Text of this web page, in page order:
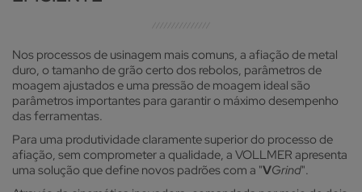
Nos processos de usinagem mais comuns, a afiação de metal
duro, o tamanho de grão certo dos rebolos, parâmetros de
moagem ajustados e uma pressão de moagem ideal são
parâmetros importantes para garantir o máximo desempenho
das ferramentas.
Para uma produtividade claramente superior do processo de
afiação, sem comprometer a qualidade, a VOLLMER apresenta
uma solução que define novos padrões com a "VGrind".